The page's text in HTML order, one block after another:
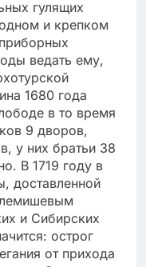
гулящих
и крепком
ведать ему,
1680 года
в то время
9 дворов,
у них братьи 38
В 1719 году в
доставленной
и Сибирских
острог
от прихода